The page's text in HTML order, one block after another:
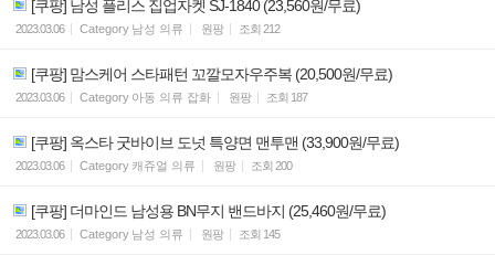
[쿠팡] 남성 플리스 집업자켓 SJ-1840 (23,560원/무료)
2023.03.06 Category 남성 의류 원팡 조회 212
[쿠팡] 맘스케어 스타패턴 꼬깔모자우주복 (20,500원/무료)
2023.03.06 Category 아동 의류 잡화 원팡 조회 187
[쿠팡] 옥스타 굿바이브 도넛 특양면 맨투맨 (33,900원/무료)
2023.03.06 Category 캐쥬얼 의류 원팡 조회 200
[쿠팡] 더마인드 남성용 BN무지 밴드바지 (25,460원/무료)
2023.03.06 Category 남성 의류 원팡 조회 145